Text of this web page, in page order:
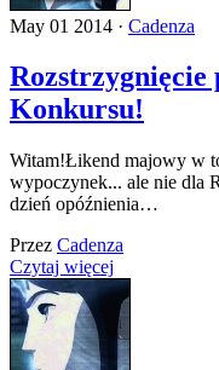
May 01 2014 · Cadenza
Rozstrzygnięcie
Konkursu!
Witam!Łikend majowy w
wypoczynek... ale nie dla
dzień opóźnienia…
Przez Cadenza
Czytaj więcej